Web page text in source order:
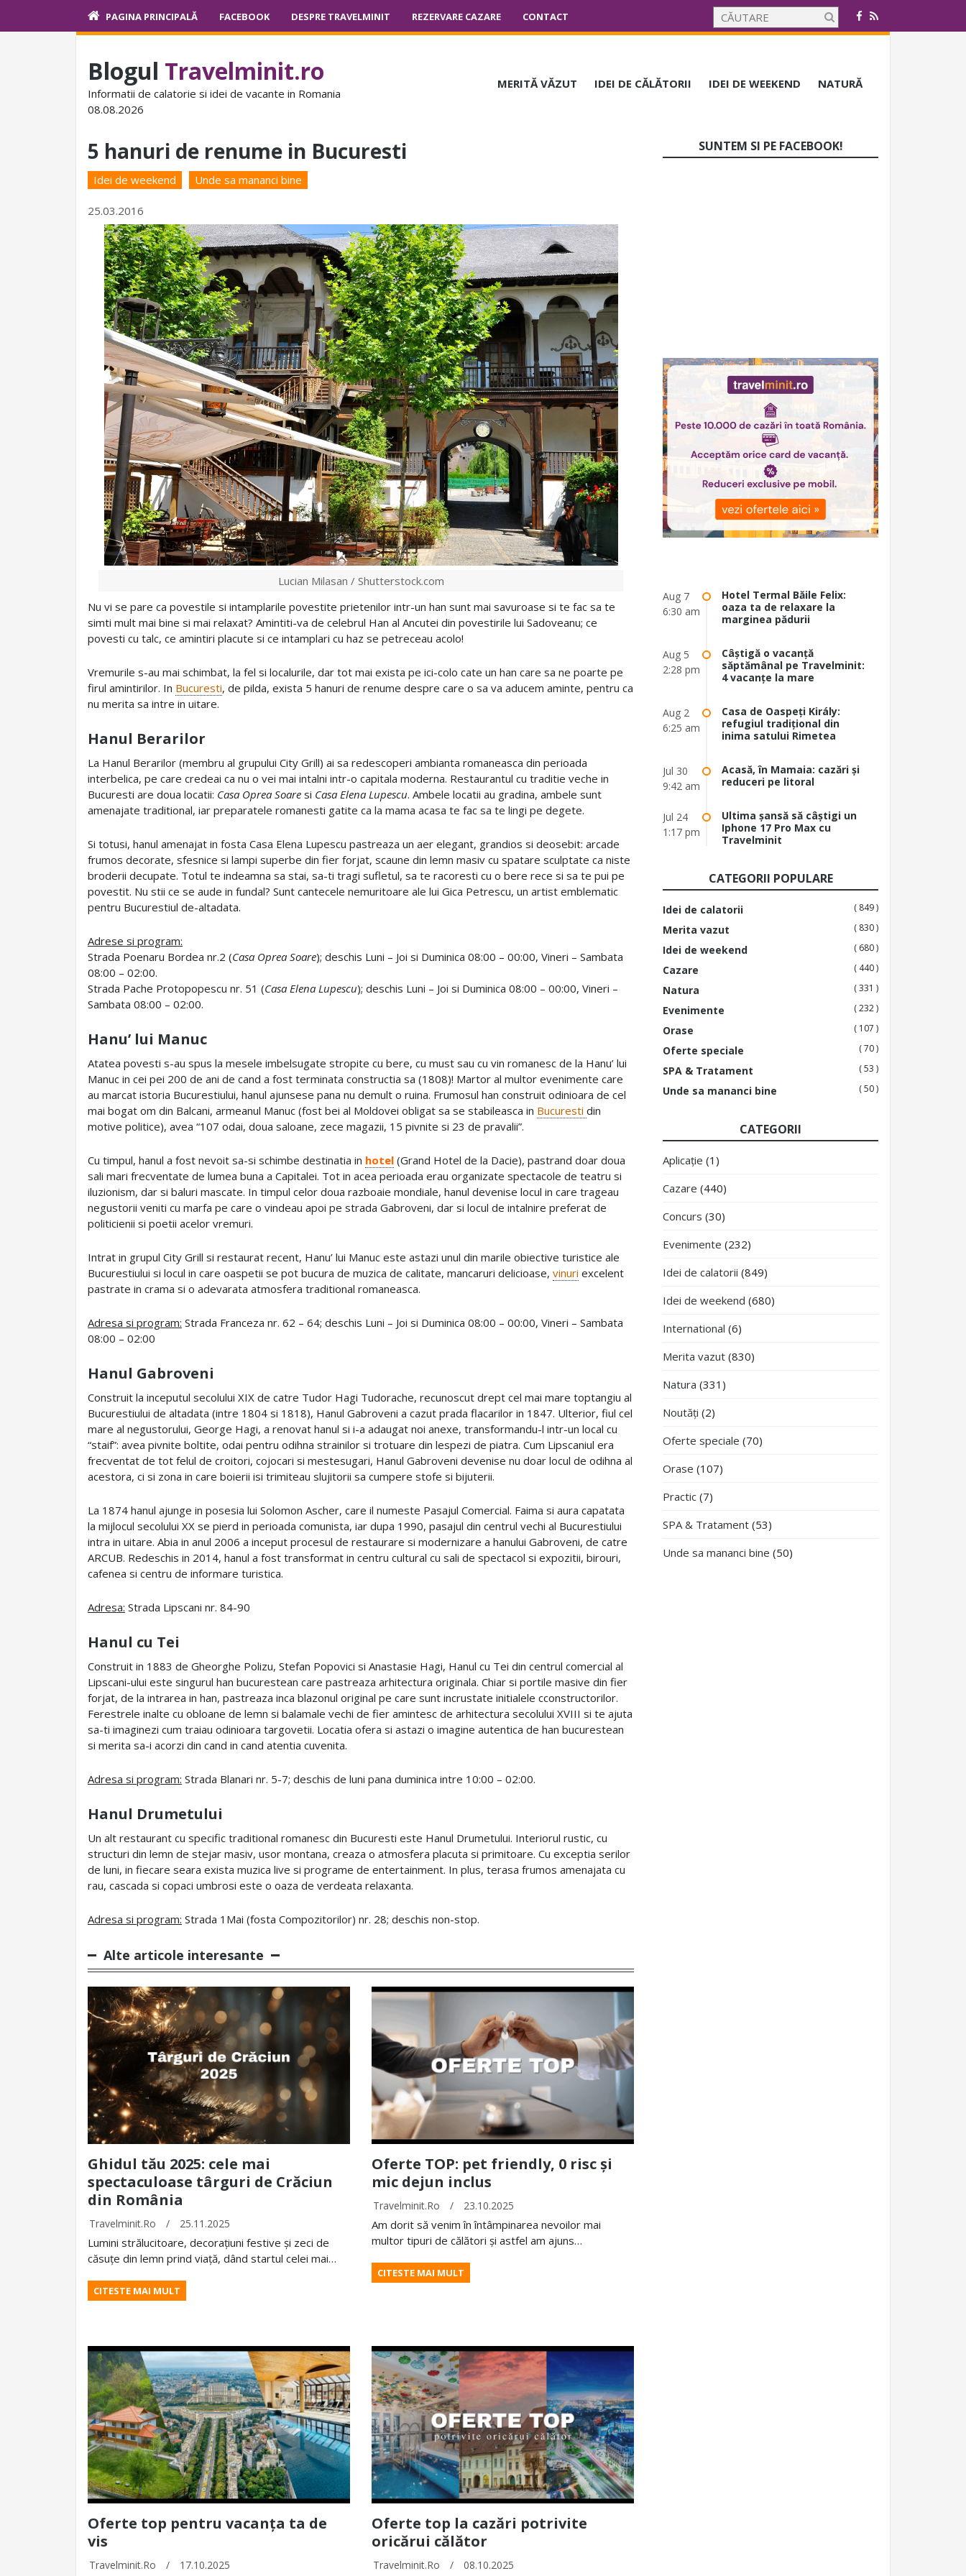
PAGINA PRINCIPALĂ FACEBOOK DESPRE TRAVELMINIT REZERVARE CAZARE CONTACT
Blogul Travelminit.ro
Informatii de calatorie si idei de vacante in Romania
08.08.2026
MERITĂ VĂZUT IDEI DE CĂLĂTORII IDEI DE WEEKEND NATURĂ
5 hanuri de renume in Bucuresti
Idei de weekend Unde sa mananci bine
25.03.2016
Lucian Milasan / Shutterstock.com
Nu vi se pare ca povestile si intamplarile povestite prietenilor intr-un han sunt mai savuroase si te fac sa te
simti mult mai bine si mai relaxat? Amintiti-va de celebrul Han al Ancutei din povestirile lui Sadoveanu; ce
povesti cu talc, ce amintiri placute si ce intamplari cu haz se petreceau acolo!
Vremurile s-au mai schimbat, la fel si localurile, dar tot mai exista pe ici-colo cate un han care sa ne poarte pe
firul amintirilor. In Bucuresti, de pilda, exista 5 hanuri de renume despre care o sa va aducem aminte, pentru ca
nu merita sa intre in uitare.
Hanul Berarilor
La Hanul Berarilor (membru al grupului City Grill) ai sa redescoperi ambianta romaneasca din perioada
interbelica, pe care credeai ca nu o vei mai intalni intr-o capitala moderna. Restaurantul cu traditie veche in
Bucuresti are doua locatii: Casa Oprea Soare si Casa Elena Lupescu. Ambele locatii au gradina, ambele sunt
amenajate traditional, iar preparatele romanesti gatite ca la mama acasa te fac sa te lingi pe degete.
Si totusi, hanul amenajat in fosta Casa Elena Lupescu pastreaza un aer elegant, grandios si deosebit: arcade
frumos decorate, sfesnice si lampi superbe din fier forjat, scaune din lemn masiv cu spatare sculptate ca niste
broderii decupate. Totul te indeamna sa stai, sa-ti tragi sufletul, sa te racoresti cu o bere rece si sa te pui pe
povestit. Nu stii ce se aude in fundal? Sunt cantecele nemuritoare ale lui Gica Petrescu, un artist emblematic
pentru Bucurestiul de-altadata.
Adrese si program:
Strada Poenaru Bordea nr.2 (Casa Oprea Soare); deschis Luni – Joi si Duminica 08:00 – 00:00, Vineri – Sambata
08:00 – 02:00.
Strada Pache Protopopescu nr. 51 (Casa Elena Lupescu); deschis Luni – Joi si Duminica 08:00 – 00:00, Vineri –
Sambata 08:00 – 02:00.
Hanu’ lui Manuc
Atatea povesti s-au spus la mesele imbelsugate stropite cu bere, cu must sau cu vin romanesc de la Hanu’ lui
Manuc in cei pei 200 de ani de cand a fost terminata constructia sa (1808)! Martor al multor evenimente care
au marcat istoria Bucurestiului, hanul ajunsese pana nu demult o ruina. Frumosul han construit odinioara de cel
mai bogat om din Balcani, armeanul Manuc (fost bei al Moldovei obligat sa se stabileasca in Bucuresti din
motive politice), avea “107 odai, doua saloane, zece magazii, 15 pivnite si 23 de pravalii”.
Cu timpul, hanul a fost nevoit sa-si schimbe destinatia in hotel (Grand Hotel de la Dacie), pastrand doar doua
sali mari frecventate de lumea buna a Capitalei. Tot in acea perioada erau organizate spectacole de teatru si
iluzionism, dar si baluri mascate. In timpul celor doua razboaie mondiale, hanul devenise locul in care trageau
negustorii veniti cu marfa pe care o vindeau apoi pe strada Gabroveni, dar si locul de intalnire preferat de
politicienii si poetii acelor vremuri.
Intrat in grupul City Grill si restaurat recent, Hanu’ lui Manuc este astazi unul din marile obiective turistice ale
Bucurestiului si locul in care oaspetii se pot bucura de muzica de calitate, mancaruri delicioase, vinuri excelent
pastrate in crama si o adevarata atmosfera traditional romaneasca.
Adresa si program: Strada Franceza nr. 62 – 64; deschis Luni – Joi si Duminica 08:00 – 00:00, Vineri – Sambata
08:00 – 02:00
Hanul Gabroveni
Construit la inceputul secolului XIX de catre Tudor Hagi Tudorache, recunoscut drept cel mai mare toptangiu al
Bucurestiului de altadata (intre 1804 si 1818), Hanul Gabroveni a cazut prada flacarilor in 1847. Ulterior, fiul cel
mare al negustorului, George Hagi, a renovat hanul si i-a adaugat noi anexe, transformandu-l intr-un local cu
“staif”: avea pivnite boltite, odai pentru odihna strainilor si trotuare din lespezi de piatra. Cum Lipscaniul era
frecventat de tot felul de croitori, cojocari si mestesugari, Hanul Gabroveni devenise nu doar locul de odihna al
acestora, ci si zona in care boierii isi trimiteau slujitorii sa cumpere stofe si bijuterii.
La 1874 hanul ajunge in posesia lui Solomon Ascher, care il numeste Pasajul Comercial. Faima si aura capatata
la mijlocul secolului XX se pierd in perioada comunista, iar dupa 1990, pasajul din centrul vechi al Bucurestiului
intra in uitare. Abia in anul 2006 a inceput procesul de restaurare si modernizare a hanului Gabroveni, de catre
ARCUB. Redeschis in 2014, hanul a fost transformat in centru cultural cu sali de spectacol si expozitii, birouri,
cafenea si centru de informare turistica.
Adresa: Strada Lipscani nr. 84-90
Hanul cu Tei
Construit in 1883 de Gheorghe Polizu, Stefan Popovici si Anastasie Hagi, Hanul cu Tei din centrul comercial al
Lipscani-ului este singurul han bucurestean care pastreaza arhitectura originala. Chiar si portile masive din fier
forjat, de la intrarea in han, pastreaza inca blazonul original pe care sunt incrustate initialele cconstructorilor.
Ferestrele inalte cu obloane de lemn si balamale vechi de fier amintesc de arhitectura secolului XVIII si te ajuta
sa-ti imaginezi cum traiau odinioara targovetii. Locatia ofera si astazi o imagine autentica de han bucurestean
si merita sa-i acorzi din cand in cand atentia cuvenita.
Adresa si program: Strada Blanari nr. 5-7; deschis de luni pana duminica intre 10:00 – 02:00.
Hanul Drumetului
Un alt restaurant cu specific traditional romanesc din Bucuresti este Hanul Drumetului. Interiorul rustic, cu
structuri din lemn de stejar masiv, usor montana, creaza o atmosfera placuta si primitoare. Cu exceptia serilor
de luni, in fiecare seara exista muzica live si programe de entertainment. In plus, terasa frumos amenajata cu
rau, cascada si copaci umbrosi este o oaza de verdeata relaxanta.
Adresa si program: Strada 1Mai (fosta Compozitorilor) nr. 28; deschis non-stop.
Alte articole interesante
Ghidul tău 2025: cele mai
spectaculoase târguri de Crăciun
din România
Travelminit.ro / 25.11.2025
Lumini strălucitoare, decorațiuni festive și zeci de
căsuțe din lemn prind viață, dând startul celei mai…
CITESTE MAI MULT
Oferte TOP: pet friendly, 0 risc și
mic dejun inclus
Travelminit.ro / 23.10.2025
Am dorit să venim în întâmpinarea nevoilor mai
multor tipuri de călători și astfel am ajuns…
CITESTE MAI MULT
Oferte top pentru vacanța ta de
vis
Travelminit.ro / 17.10.2025
Oferte top la cazări potrivite
oricărui călător
Travelminit.ro / 08.10.2025
SUNTEM SI PE FACEBOOK!
Aug 7
6:30 am
Hotel Termal Băile Felix:
oaza ta de relaxare la
marginea pădurii
Aug 5
2:28 pm
Câștigă o vacanță
săptămânal pe Travelminit:
4 vacanțe la mare
Aug 2
6:25 am
Casa de Oaspeți Király:
refugiul tradițional din
inima satului Rimetea
Jul 30
9:42 am
Acasă, în Mamaia: cazări și
reduceri pe litoral
Jul 24
1:17 pm
Ultima șansă să câștigi un
Iphone 17 Pro Max cu
Travelminit
CATEGORII POPULARE
Idei de calatorii ( 849 )
Merita vazut ( 830 )
Idei de weekend ( 680 )
Cazare ( 440 )
Natura ( 331 )
Evenimente ( 232 )
Orase ( 107 )
Oferte speciale ( 70 )
SPA & Tratament ( 53 )
Unde sa mananci bine ( 50 )
CATEGORII
Aplicație (1)
Cazare (440)
Concurs (30)
Evenimente (232)
Idei de calatorii (849)
Idei de weekend (680)
International (6)
Merita vazut (830)
Natura (331)
Noutăți (2)
Oferte speciale (70)
Orase (107)
Practic (7)
SPA & Tratament (53)
Unde sa mananci bine (50)